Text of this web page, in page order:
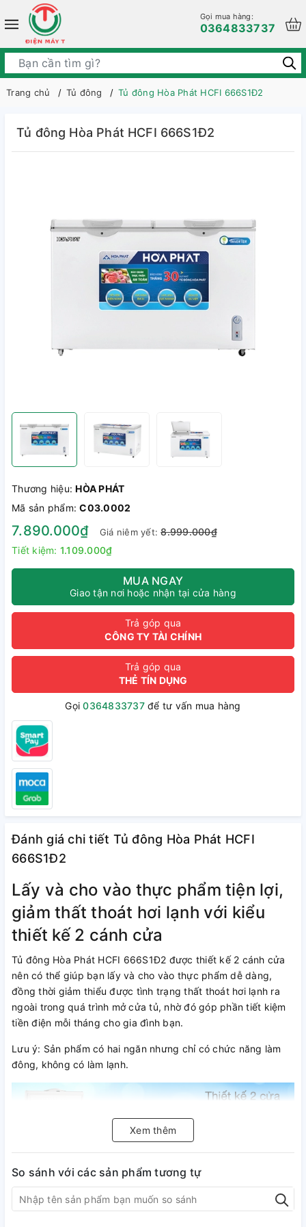
Gọi mua hàng:
0364833737
Trang chủ Tủ đông Tủ đông Hòa Phát HCFI 666S1Đ2
Tủ đông Hòa Phát HCFI 666S1Đ2
Thương hiệu:HÒA PHÁT
Mã sản phẩm:C03.0002
7.890.000₫ Giá niêm yết:8.999.000₫
Tiết kiệm: 1.109.000₫
MUA NGAY
Giao tận nơi hoặc nhận tại cửa hàng
Trả góp qua
CÔNG TY TÀI CHÍNH
Trả góp qua
THẺ TÍN DỤNG
Gọi0364833737để tư vấn mua hàng
Đánh giá chi tiết Tủ đông Hòa Phát HCFI
666S1Đ2
Lấy và cho vào thực phẩm tiện lợi,
giảm thất thoát hơi lạnh với kiểu
thiết kế 2 cánh cửa
Tủ đông Hòa Phát HCFI 666S1Đ2 được thiết kế 2 cánh cửa
nên có thể giúp bạn lấy và cho vào thực phẩm dễ dàng,
đồng thời giảm thiểu được tình trạng thất thoát hơi lạnh ra
ngoài trong quá trình mở cửa tủ, nhờ đó góp phần tiết kiệm
tiền điện mỗi tháng cho gia đình bạn.
Lưu ý: Sản phẩm có hai ngăn nhưng chỉ có chức năng làm
đông, không có làm lạnh.
Xem thêm
So sánh với các sản phẩm tương tự